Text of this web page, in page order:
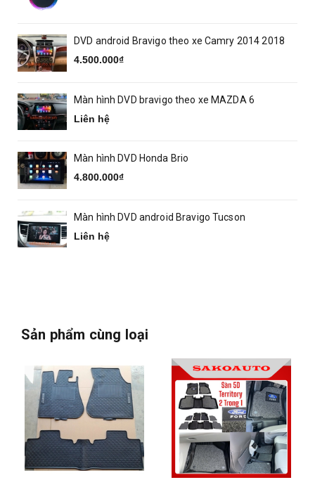
DVD android Bravigo theo xe Camry 2014 2018
4.500.000₫
Màn hình DVD bravigo theo xe MAZDA 6
Liên hệ
Màn hình DVD Honda Brio
4.800.000₫
Màn hình DVD android Bravigo Tucson
Liên hệ
Sản phẩm cùng loại